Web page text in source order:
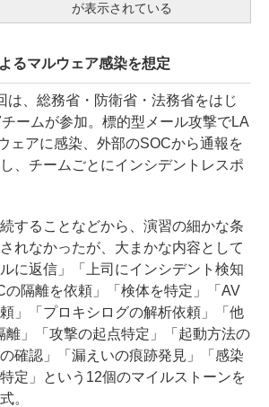
が表示されている
るマルウェア感染を想定
、総務省・防衛省・法務省をはじ
ームが参加。標的型メール攻撃でLA
ェアに感染、外部のSOCから通報を
、チームごとにインシデントレスポ
することなどから、演習の細かな条
れなかったが、大まかな内容として
に返信」「上司にインシデント検知
の隔離を依頼」「検体を特定」「AV
」「プロキシログの解析依頼」「他
離」「攻撃の起点特定」「起動方法の
確認」「漏えいの痕跡発見」「感染
定」という12個のマイルストーンを
。